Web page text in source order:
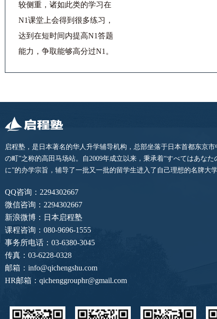
较侧重，诸如此类的学习在
N1课堂上会得到很多练习，
达到在短时间内提高N1答题
能力，争取能够高分过N1。
启程塾，是日本著名的华人升学辅导机构，总部坐落于日本首都东京市
の町”之称的高田马场站。自2009年成立以来，秉承着“すべてはあなた
に”的办学宗旨，辅导了一批又一批的留学生进入了自己理想的名牌大
QQ咨询：2294302667
微信咨询：2294302667
新浪微博：日本启程塾
课程咨询：080-9696-1555
事务所电话：03-6380-3045
传真：03-6228-0328
邮箱：info@qichengshu.com
HR邮箱：qichenggrouphr@gmail.com